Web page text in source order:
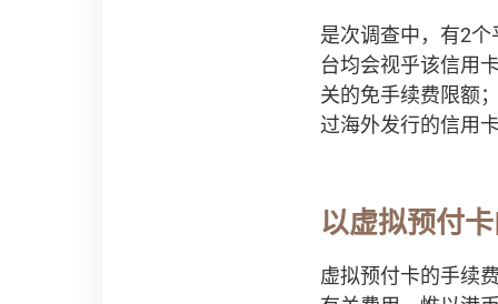
是次调查中，有2
台均会视乎该信用
关的免手续费限额
过海外发行的信用
以虚拟预付
虚拟预付卡的手续